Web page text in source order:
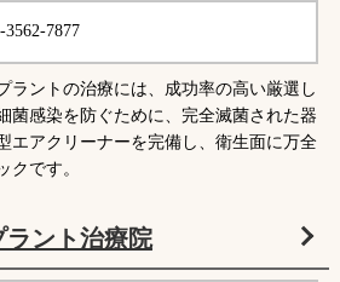
3562-7877
ラントの治療には、成功率の高い厳選し
菌感染を防ぐために、完全滅菌された器
エアクリーナーを完備し、衛生面に万全
クです。
ント治療院